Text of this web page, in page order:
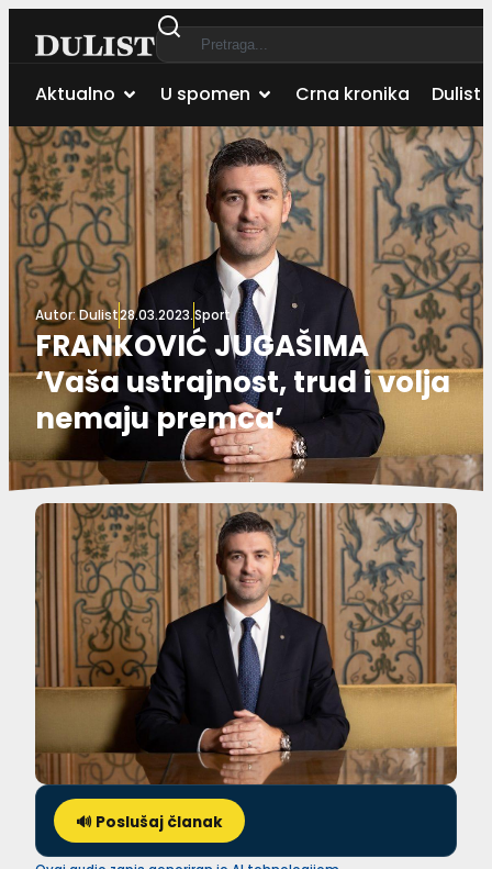
Aktualno U spomen Crna kronika Dulist
Autor:Dulist28.03.2023.Sport
FRANKOVIĆ JUGAŠIMA
‘Vaša ustrajnost, trud i volja
nemaju premca’
🔊 Poslušaj članak